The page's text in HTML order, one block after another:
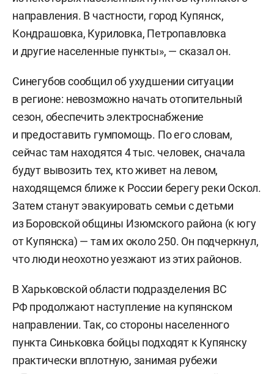
направления. В частности, город Купянск,
Кондрашовка, Куриловка, Петропавловка
и другие населенные пункты», — сказал он.
Синегубов сообщил об ухудшении ситуации
в регионе: невозможно начать отопительный
сезон, обеспечить электроснабжение
и предоставить гумпомощь. По его словам,
сейчас там находятся 4 тыс. человек, сначала
будут вывозить тех, кто живет на левом,
находящемся ближе к России берегу реки Оскол.
Затем станут эвакуировать семьи с детьми
из Боровской общины Изюмского района (к югу
от Купянска) — там их около 250. Он подчеркнул,
что люди неохотно уезжают из этих районов.
В Харьковской области подразделения ВС
РФ продолжают наступление на купянском
направлении. Так, со стороны населенного
пункта Синьковка бойцы подходят к Купянску
практически вплотную, занимая рубежи